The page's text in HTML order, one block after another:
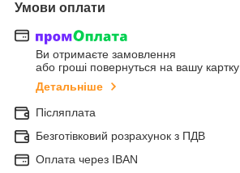
Умови оплати
Ви отримаєте замовлення
або гроші повернуться на вашу картку
Детальніше
Післяплата
Безготівковий розрахунок з ПДВ
Оплата через IBAN